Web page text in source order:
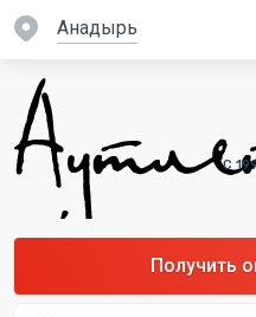
Анадырь
C
Получить